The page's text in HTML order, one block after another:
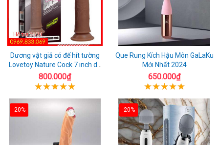
Dương vật giả có đế hít tường
Lovetoy Nature Cock 7 inch da
đen
800.000₫
Que Rung Kích Hậu Môn GaLaKu
Mới Nhất 2024
650.000₫
-20% -20%